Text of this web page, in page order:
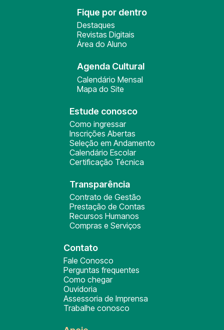
Fique por dentro
Destaques
Revistas Digitais
Área do Aluno
Agenda Cultural
Calendário Mensal
Mapa do Site
Estude conosco
Como ingressar
Inscrições Abertas
Seleção em Andamento
Calendário Escolar
Certificação Técnica
Transparência
Contrato de Gestão
Prestação de Contas
Recursos Humanos
Compras e Serviços
Contato
Fale Conosco
Perguntas frequentes
Como chegar
Ouvidoria
Assessoria de Imprensa
Trabalhe conosco